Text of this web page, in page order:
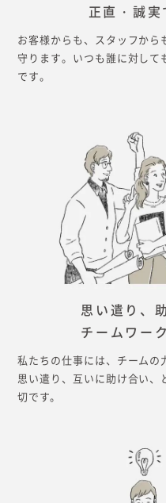
正直・誠
お客様からも、スタッフか
守ります。いつも誰に対して
です。
思い遣り、
チームワー
私たちの仕事には、チームの
思い遣り、互いに助け合い
切です。